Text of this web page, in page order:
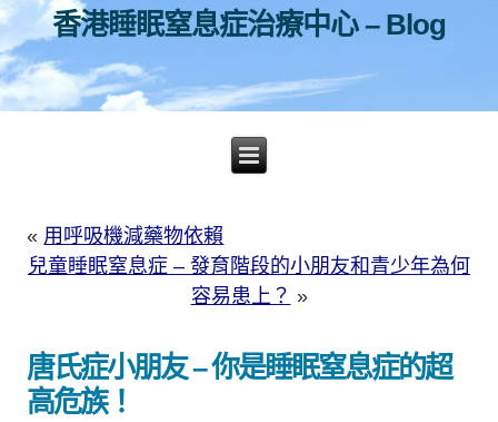
香港睡眠窒息症治療中心 – Blog
« 用呼吸機減藥物依賴
兒童睡眠窒息症 – 發育階段的小朋友和青少年為何
容易患上？ »
唐氏症小朋友 – 你是睡眠窒息症的超
高危族！